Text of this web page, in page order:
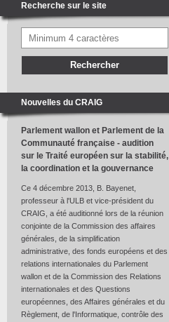
Recherche sur le site
Nouvelles du CRAIG
Parlement wallon et Parlement de la
Communauté française - audition
sur le Traité européen sur la stabilité,
la coordination et la gouvernance
Ce 4 décembre 2013, B. Bayenet,
professeur à l'ULB et vice-président du
CRAIG, a été auditionné lors de la réunion
conjointe de la Commission des affaires
générales, de la simplification
administrative, des fonds européens et des
relations internationales du Parlement
wallon et de la Commission des Relations
internationales et des Questions
européennes, des Affaires générales et du
Règlement, de l'Informatique, contrôle des